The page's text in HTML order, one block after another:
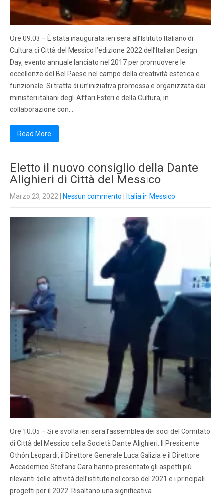
Ore 09.03 – È stata inaugurata ieri sera all’Istituto Italiano di
Cultura di Città del Messico l’edizione 2022 dell’Italian Design
Day, evento annuale lanciato nel 2017 per promuovere le
eccellenze del Bel Paese nel campo della creatività estetica e
funzionale. Si tratta di un’iniziativa promossa e organizzata dai
ministeri italiani degli Affari Esteri e della Cultura, in
collaborazione con…
Read More
Eletto il nuovo consiglio della Dante
Alighieri di Città del Messico
Marzo 23, 2022 Nessun commento Italia in Messico
Ore 10.05 – Si è svolta ieri sera l’assemblea dei soci del Comitato
di Città del Messico della Società Dante Alighieri. Il Presidente
Othón Leopardi, il Direttore Generale Luca Galizia e il Direttore
Accademico Stefano Cara hanno presentato gli aspetti più
rilevanti delle attività dell’istituto nel corso del 2021 e i principali
progetti per il 2022. Risaltano una significativa…